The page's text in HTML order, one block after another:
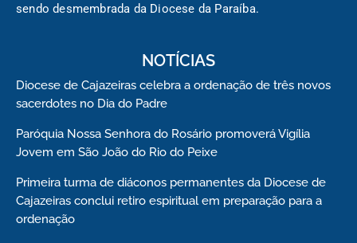
sendo desmembrada da Diocese da Paraíba.
NOTÍCIAS
Diocese de Cajazeiras celebra a ordenação de três novos
sacerdotes no Dia do Padre
Paróquia Nossa Senhora do Rosário promoverá Vigília
Jovem em São João do Rio do Peixe
Primeira turma de diáconos permanentes da Diocese de
Cajazeiras conclui retiro espiritual em preparação para a
ordenação